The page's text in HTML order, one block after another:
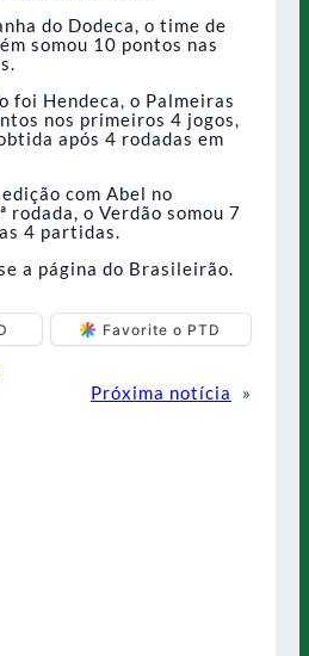
do Dodeca, o time de
somou 10 pontos nas
foi Hendeca, o Palmeiras
nos primeiros 4 jogos,
após 4 rodadas em
com Abel no
rodada, o Verdão somou 7
4 partidas.
a página do Brasileirão.
Favorite o PTD
Próxima notícia
»